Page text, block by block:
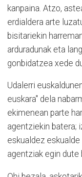
kanpaina. Atzo,
erdialdera arte
bisitariekin
arduradunak eta
gonbidatzea xede
Udalerri
euskara" dela
ekimenean parte
agentziekin batera;
eskualdez
agentziak egin dute